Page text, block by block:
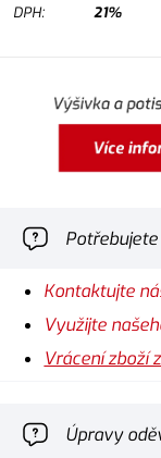
DPH:
21%
Kontaktujte
Využijte
Vrácení zboží
Úpravy